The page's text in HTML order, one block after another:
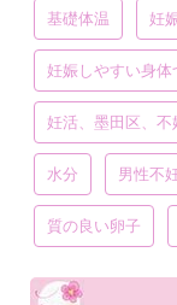
基礎体温 妊
妊娠しやすい身体
妊活、墨田区、不
水分 男性不
質の良い卵子